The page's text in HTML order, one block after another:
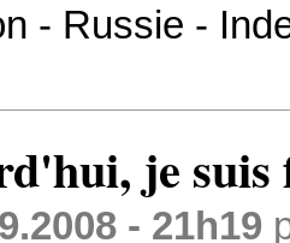
- Russie -
je suis
- 21h19